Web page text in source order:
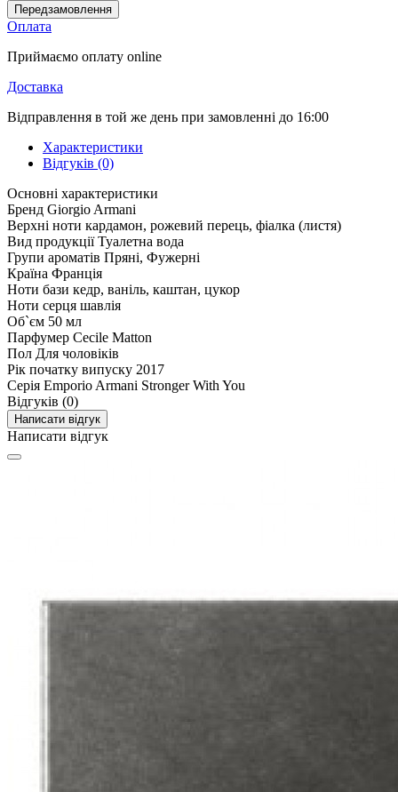
Передзамовлення
Оплата
Приймаємо оплату online
Доставка
Відправлення в той же день при замовленні до 16:00
Характеристики
Відгуків (0)
Основні характеристики
Бренд Giorgio Armani
Верхні ноти кардамон, рожевий перець, фіалка (листя)
Вид продукції Туалетна вода
Групи ароматів Пряні, Фужерні
Країна Франція
Ноти бази кедр, ваніль, каштан, цукор
Ноти серця шавлія
Об`єм 50 мл
Парфумер Cecile Matton
Пол Для чоловіків
Рік початку випуску 2017
Серія Emporio Armani Stronger With You
Відгуків (0)
Написати відгук
Написати відгук